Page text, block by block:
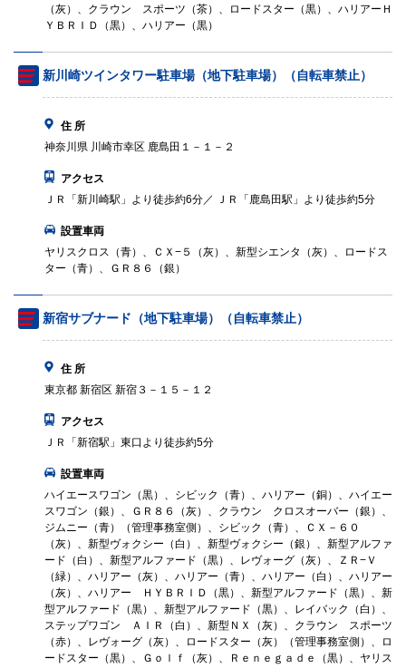
（灰）、クラウン スポーツ（茶）、ロードスター（黒）、ハリアーＨ
ＹＢＲＩＤ（黒）、ハリアー（黒）
新川崎ツインタワー駐車場（地下駐車場）（自転車禁止）
住 所
神奈川県 川崎市幸区 鹿島田１－１－２
アクセス
ＪＲ「新川崎駅」より徒歩約6分／ ＪＲ「鹿島田駅」より徒歩約5分
設置車両
ヤリスクロス（青）、ＣＸ−５（灰）、新型シエンタ（灰）、ロードス
ター（青）、ＧＲ８６（銀）
新宿サブナード（地下駐車場）（自転車禁止）
住 所
東京都 新宿区 新宿３－１５－１２
アクセス
ＪＲ「新宿駅」東口より徒歩約5分
設置車両
ハイエースワゴン（黒）、シビック（青）、ハリアー（銅）、ハイエー
スワゴン（銀）、ＧＲ８６（灰）、クラウン クロスオーバー（銀）、
ジムニー（青）（管理事務室側）、シビック（青）、ＣＸ－６０
（灰）、新型ヴォクシー（白）、新型ヴォクシー（銀）、新型アルファ
ード（白）、新型アルファード（黒）、レヴォーグ（灰）、ＺＲ−Ｖ
（緑）、ハリアー（灰）、ハリアー（青）、ハリアー（白）、ハリアー
（灰）、ハリアー ＨＹＢＲＩＤ（黒）、新型アルファード（黒）、新
型アルファード（黒）、新型アルファード（黒）、レイバック（白）、
ステップワゴン ＡＩＲ（白）、新型ＮＸ（灰）、クラウン スポーツ
（赤）、レヴォーグ（灰）、ロードスター（灰）（管理事務室側）、ロ
ードスター（黒）、Ｇｏｌｆ（灰）、Ｒｅｎｅｇａｄｅ（黒）、ヤリス